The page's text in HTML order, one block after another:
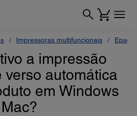
Impressoras multifuncionais Epson
a impressão
verso automática
em Windows